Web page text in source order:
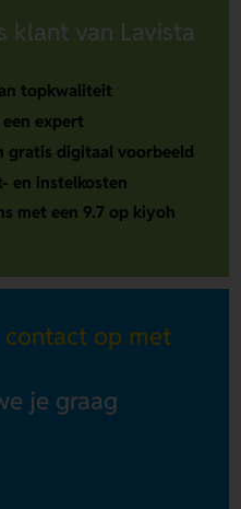
klant van Lavista
topkwaliteit
expert
gratis digitaal voorbeeld
en instelkosten
met een 9.7 op kiyoh
contact op met
je graag